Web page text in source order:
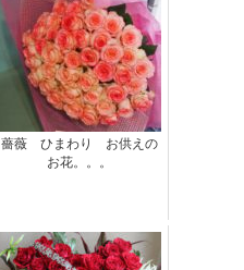
薔薇 ひまわり お供えの
お花。。。